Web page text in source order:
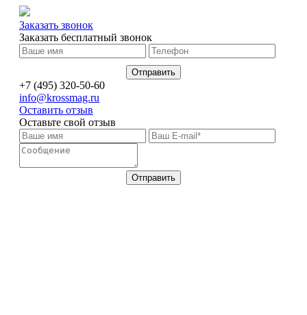
Заказать звонок
Заказать бесплатный звонок
+7 (495) 320-50-60
info@krossmag.ru
Оставить отзыв
Оставьте свой отзыв